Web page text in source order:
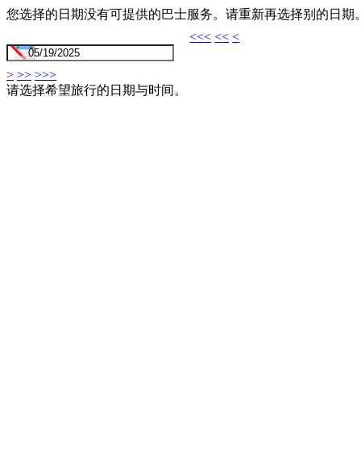
您选择的日期没有可提供的巴士服务。请重新再选择别的日期
<<< << <
> >> >>>
请选择希望旅行的日期与时间。